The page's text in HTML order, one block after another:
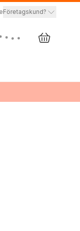
Företagskund?